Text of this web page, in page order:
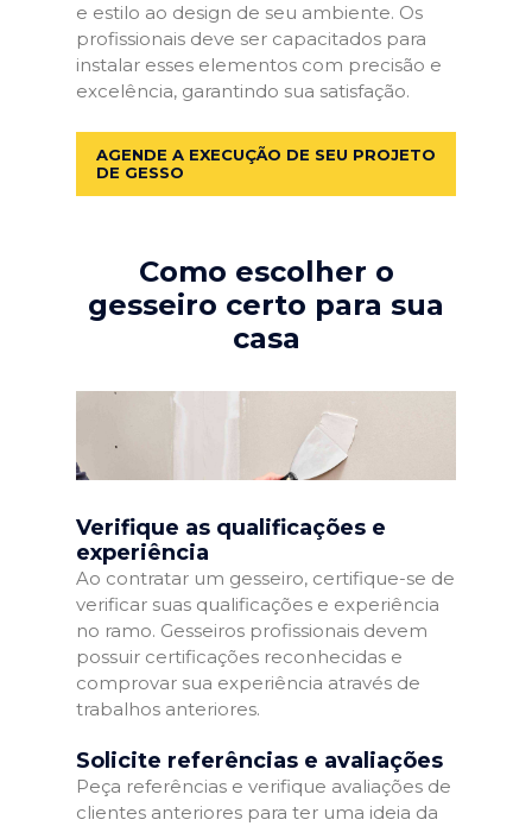
e estilo ao design de seu ambiente. Os
profissionais deve ser capacitados para
instalar esses elementos com precisão e
excelência, garantindo sua satisfação.
AGENDE A EXECUÇÃO DE SEU PROJETO
DE GESSO
Como escolher o
gesseiro certo para sua
casa
Verifique as qualificações e
experiência
Ao contratar um gesseiro, certifique-se de
verificar suas qualificações e experiência
no ramo. Gesseiros profissionais devem
possuir certificações reconhecidas e
comprovar sua experiência através de
trabalhos anteriores.
Solicite referências e avaliações
Peça referências e verifique avaliações de
clientes anteriores para ter uma ideia da